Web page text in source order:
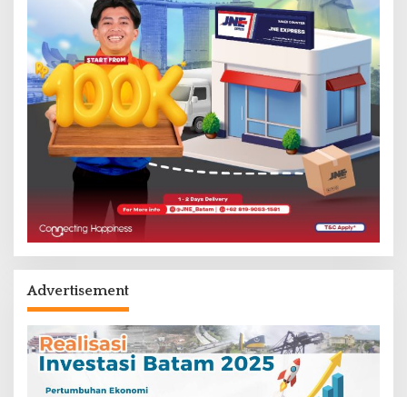
Advertisement